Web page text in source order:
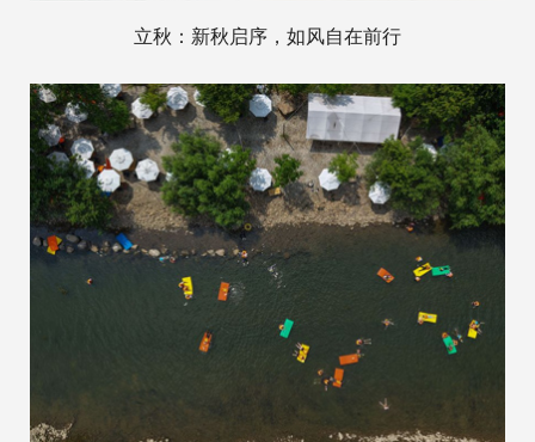
立秋：新秋启序，如风自在前行